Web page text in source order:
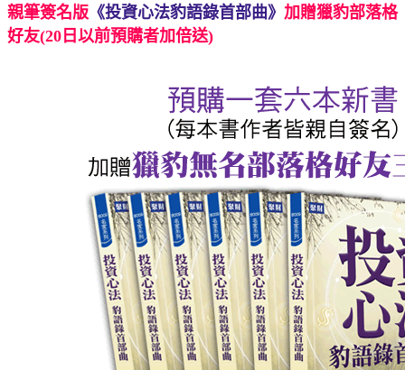
親筆簽名版 《投資心法豹語錄首部曲》 加贈獵豹部落格
好友(20日以前預購者加倍送)